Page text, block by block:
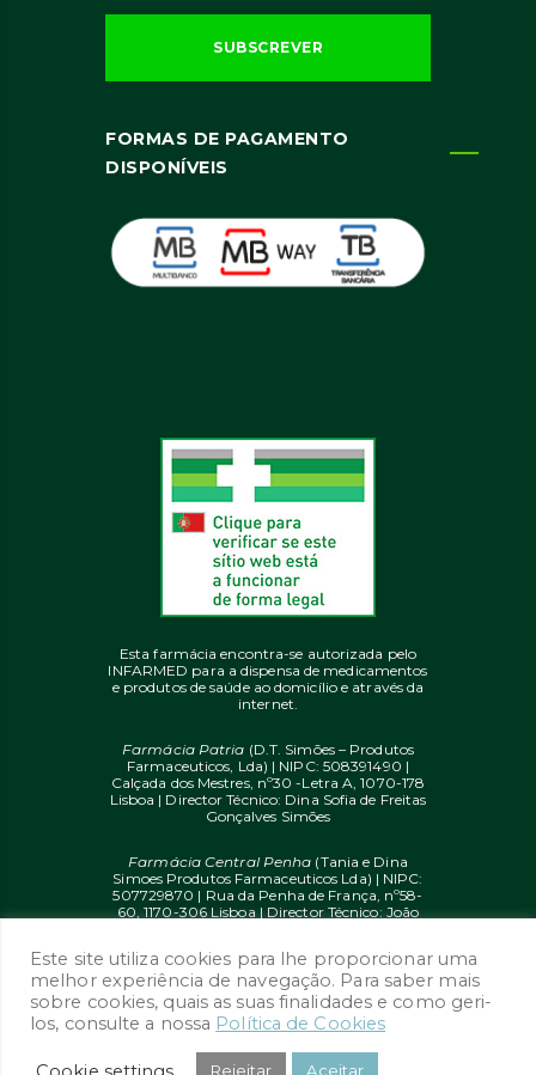
FORMAS DE PAGAMENTO
DISPONÍVEIS
Esta farmácia encontra-se autorizada pelo
INFARMED para a dispensa de medicamentos
e produtos de saúde ao domicílio e através da
internet.
Farmácia Patria (D.T. Simões – Produtos
Farmaceuticos, Lda) | NIPC: 508391490 |
Calçada dos Mestres, nº30 -Letra A, 1070-178
Lisboa | Director Técnico: Dina Sofia de Freitas
Gonçalves Simões
Farmácia Central Penha (Tania e Dina
Simoes Produtos Farmaceuticos Lda) | NIPC:
507729870 | Rua da Penha de França, nº58-
60, 1170-306 Lisboa | Director Técnico: João
© 2020 farmaciaon.pt | Design and
Development: iupi.agencyby Dual Up
Consulting Group
Este site utiliza cookies para lhe proporcionar uma
melhor experiência de navegação. Para saber mais
sobre cookies, quais as suas finalidades e como geri-
los, consulte a nossa Política de Cookies
Rejeitar Aceitar